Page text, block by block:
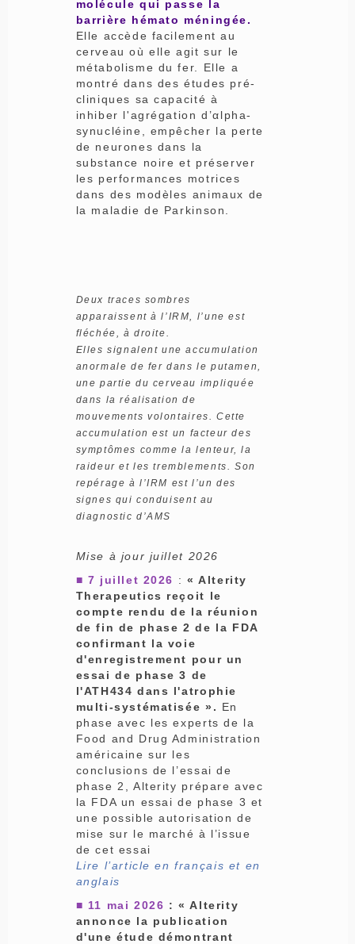
molécule qui passe la
barrière hémato méningée.
Elle accède facilement au
cerveau où elle agit sur le
métabolisme du fer. Elle a
montré dans des études pré-
cliniques sa capacité à
inhiber l'agrégation d’αlpha-
synucléine, empêcher la perte
de neurones dans la
substance noire et préserver
les performances motrices
dans des modèles animaux de
la maladie de Parkinson.
Deux traces sombres
apparaissent à l’IRM, l’une est
fléchée, à droite.
Elles signalent une accumulation
anormale de fer dans le putamen,
une partie du cerveau impliquée
dans la réalisation de
mouvements volontaires. Cette
accumulation est un facteur des
symptômes comme la lenteur, la
raideur et les tremblements. Son
repérage à l’IRM est l’un des
signes qui conduisent au
diagnostic d’AMS
Mise à jour juillet 2026
■ 7 juillet 2026 : « Alterity
Therapeutics reçoit le
compte rendu de la réunion
de fin de phase 2 de la FDA
confirmant la voie
d'enregistrement pour un
essai de phase 3 de
l'ATH434 dans l'atrophie
multi-systématisée ». En
phase avec les experts de la
Food and Drug Administration
américaine sur les
conclusions de l’essai de
phase 2, Alterity prépare avec
la FDA un essai de phase 3 et
une possible autorisation de
mise sur le marché à l’issue
de cet essai
Lire l’article en français et en
anglais
■ 11 mai 2026 : « Alterity
annonce la publication
d'une étude démontrant